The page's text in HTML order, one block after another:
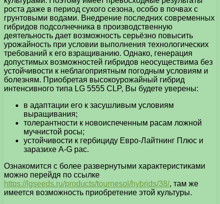
роста даже в период сухого сезона, особо в почвах с
грунтовыми водами. Внедрение последних современных
гибридов подсолнечника в производственную
деятельность дает возможность серьёзно повысить
урожайность при условии выполнения технологических
требований к его взращиванию. Однако, генерация
допустимых возможностей гибридов неосуществима без
устойчивости к неблагоприятным погодным условиям и
болезням. Приобретая высокоурожайный гибрид
интенсивного типа LG 5555 CLP, Вы будете уверены:
в адаптации его к засушливым условиям
выращивания;
толерантности к новоиспеченным расам ложной
мучнистой росы;
устойчивости к гербициду Евро-Лайтнинг Плюс и
заразихе A-G рас.
Ознакомится с более развернутыми характеристиками
можно перейдя по ссылке
https://lgseeds.ru/products/tournesol/hybrids/38/, там же
имеется возможность приобретение этой культуры.